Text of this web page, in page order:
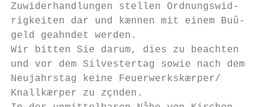
Zuwiderhandlungen stellen Ordnungswid-
rigkeiten dar und kænnen mit einem Buû-
geld geahndet werden.
Wir bitten Sie darum, dies zu beachten
und vor dem Silvestertag sowie nach dem
Neujahrstag keine Feuerwerkskærper/
Knallkærper zu zçnden.